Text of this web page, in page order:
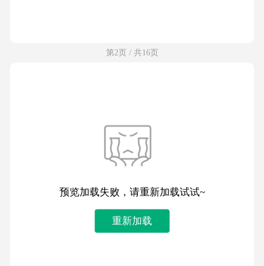
第2页 / 共16页
预览加载失败，请重新加载试试~
重新加载